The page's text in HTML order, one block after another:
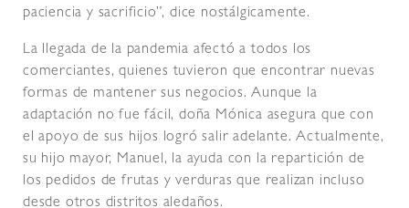
paciencia y sacrificio”, dice nostálgicamente.
La llegada de la pandemia afectó a todos los
comerciantes, quienes tuvieron que encontrar nuevas
formas de mantener sus negocios. Aunque la
adaptación no fue fácil, doña Mónica asegura que con
el apoyo de sus hijos logró salir adelante. Actualmente,
su hijo mayor, Manuel, la ayuda con la repartición de
los pedidos de frutas y verduras que realizan incluso
desde otros distritos aledaños.